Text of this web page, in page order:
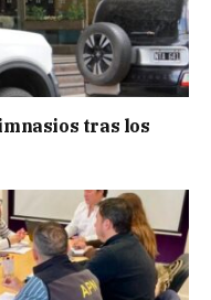
tras los